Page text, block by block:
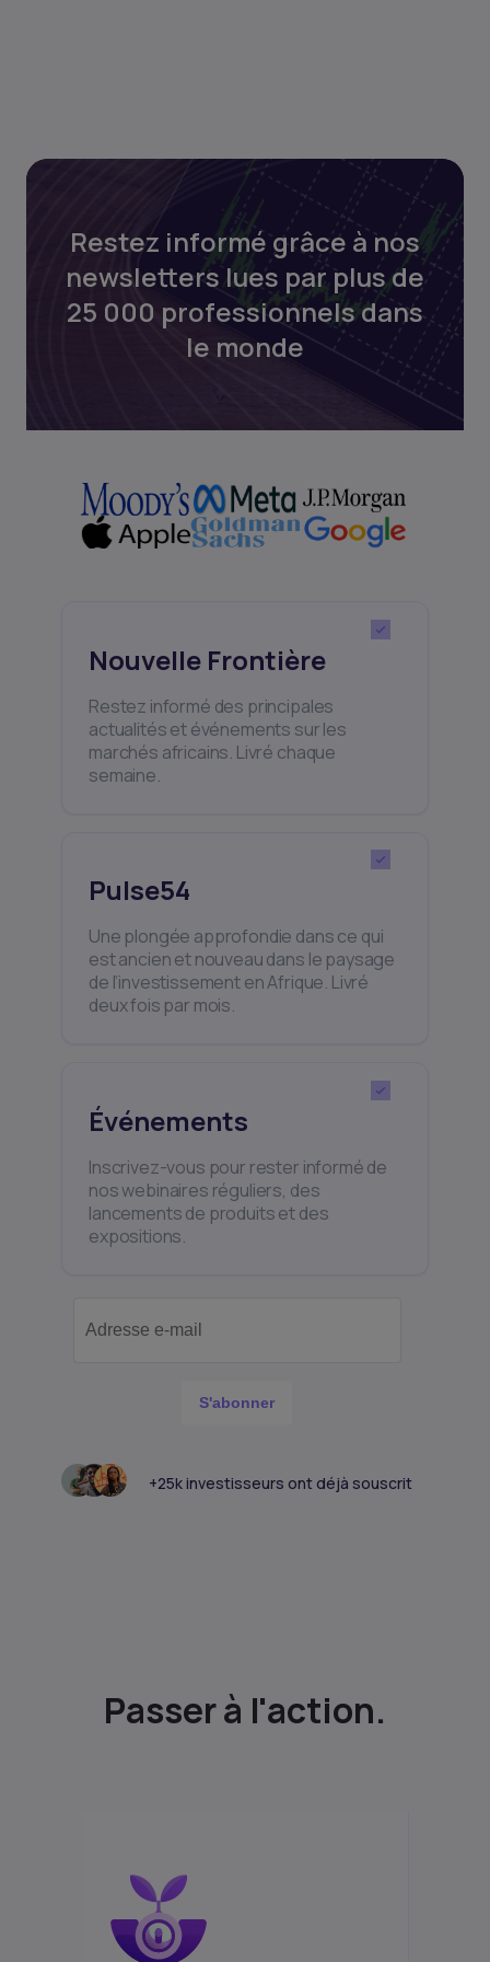
Restez informé grâce à nos
newsletters lues par plus de
25 000 professionnels dans
le monde
Nouvelle Frontière
Restez informé des principales
actualités et événements sur les
marchés africains. Livré chaque
semaine.
Pulse54
Une plongée approfondie dans ce qui
est ancien et nouveau dans le paysage
de l’investissement en Afrique. Livré
deux fois par mois.
Événements
Inscrivez-vous pour rester informé de
nos webinaires réguliers, des
lancements de produits et des
expositions.
S'abonner
+25k investisseurs ont déjà souscrit
Passer à l'action.